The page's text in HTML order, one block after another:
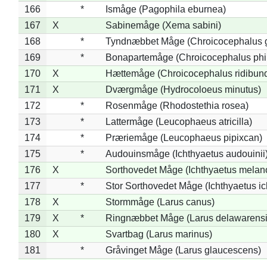
166
*
Ismåge (Pagophila eburnea)
167
X
Sabinemåge (Xema sabini)
168
*
Tyndnæbbet Måge (Chroicocephalus
169
*
Bonapartemåge (Chroicocephalus
170
X
Hættemåge (Chroicocephalus
171
X
Dværgmåge (Hydrocoloeus minutus)
172
*
Rosenmåge (Rhodostethia rosea)
173
*
Lattermåge (Leucophaeus atricilla)
174
*
Præriemåge (Leucophaeus pipixcan)
175
*
Audouinsmåge (Ichthyaetus
176
X
Sorthovedet Måge (Ichthyaetus
177
*
Stor Sorthovedet Måge (Ichthyaetus
178
X
Stormmåge (Larus canus)
179
X *
Ringnæbbet Måge (Larus
180
X
Svartbag (Larus marinus)
181
*
Gråvinget Måge (Larus glaucescens)